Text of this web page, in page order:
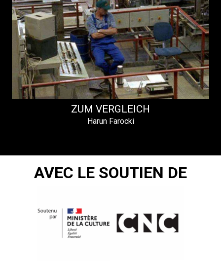
ZUM VERGLEICH
Harun Farocki
AVEC LE SOUTIEN DE